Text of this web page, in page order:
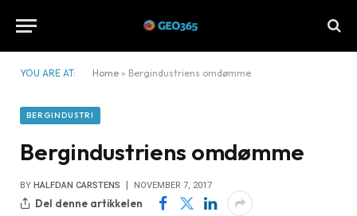
YOU ARE AT: Home » Bergindustriens omdømme
BERGINDUSTRI
Bergindustriens omdømme
BY HALFDAN CARSTENS NOVEMBER 7, 2017
Del denne artikkelen